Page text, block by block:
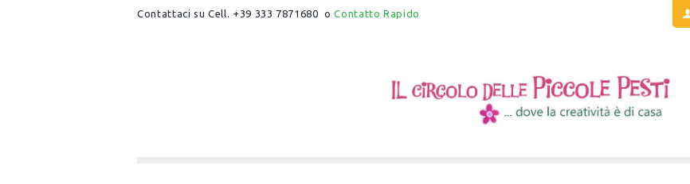
Contattaci su Cell. +39 333 7871680 oContatto Rapido